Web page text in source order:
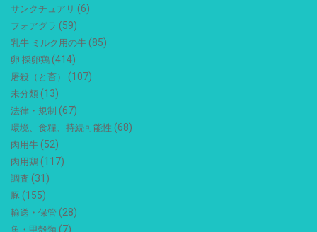
サンクチュアリ (6)
フォアグラ (59)
乳牛 ミルク用の牛 (85)
卵 採卵鶏 (414)
屠殺（と畜） (107)
未分類 (13)
法律・規制 (67)
環境、食糧、持続可能性 (68)
肉用牛 (52)
肉用鶏 (117)
調査 (31)
豚 (155)
輸送・保管 (28)
魚・甲殻類 (7)